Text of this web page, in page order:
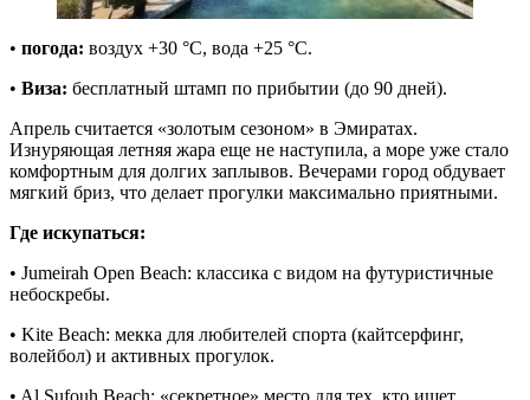
• погода: воздух +30 °C, вода +25 °C.
• Виза: бесплатный штамп по прибытии (до 90 дней).
Апрель считается «золотым сезоном» в Эмиратах.
Изнуряющая летняя жара еще не наступила, а море уже стало
комфортным для долгих заплывов. Вечерами город обдувает
мягкий бриз, что делает прогулки максимально приятными.
Где искупаться:
• Jumeirah Open Beach: классика с видом на футуристичные
небоскребы.
• Kite Beach: мекка для любителей спорта (кайтсерфинг,
волейбол) и активных прогулок.
• Al Sufouh Beach: «секретное» место для тех, кто ищет